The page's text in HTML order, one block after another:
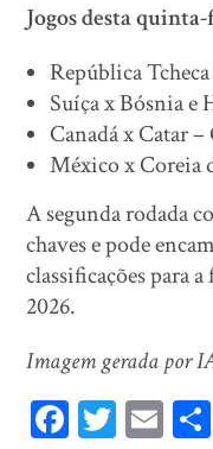
Jogos desta
República
Suíça x Bósnia e
Canadá x Catar
México x Coreia
A segunda rodada
chaves e pode
classificações para
2026.
Imagem gerada por
Fa T E